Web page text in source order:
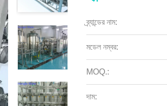
ব্র্যান্ডের নাম:
মডেল নম্বর:
MOQ.:
দাম: